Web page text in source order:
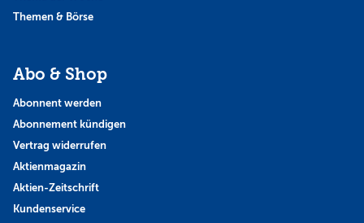
Themen & Börse
Abo & Shop
Abonnent werden
Abonnement kündigen
Vertrag widerrufen
Aktienmagazin
Aktien-Zeitschrift
Kundenservice